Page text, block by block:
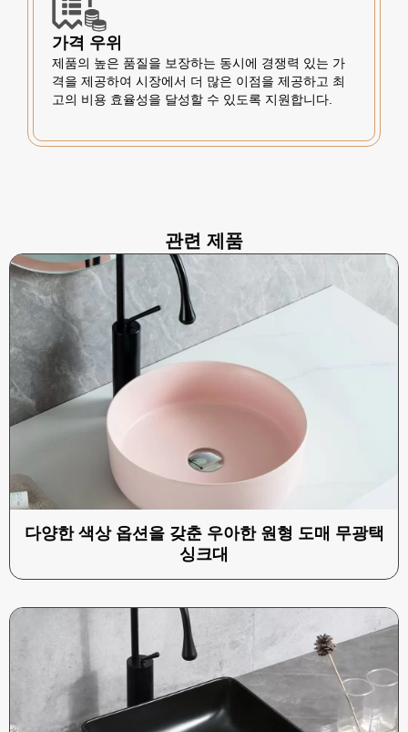
가격 우위
제품의 높은 품질을 보장하는 동시에 경쟁력 있는 가
격을 제공하여 시장에서 더 많은 이점을 제공하고 최
고의 비용 효율성을 달성할 수 있도록 지원합니다.
관련 제품
다양한 색상 옵션을 갖춘 우아한 원형 도매 무광택
싱크대